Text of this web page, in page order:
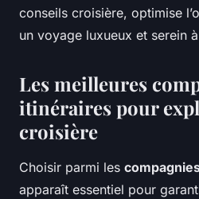
conseils croisière, optimise
un voyage luxueux et serein
Les meilleures
itinéraires pour
croisière
Choisir parmi les
apparaît essentiel pour